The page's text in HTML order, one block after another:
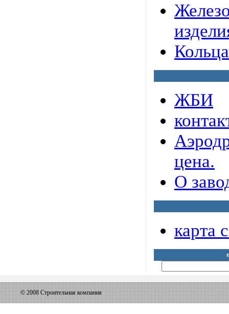
ЖБИ
цена.
О
карта
© 2008 Строительная компания